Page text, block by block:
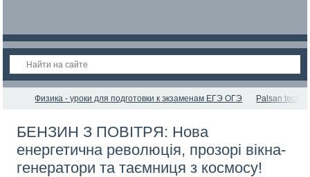
Физика - уроки для подготовки к экзаменам ЕГЭ ОГЭ Palsan
БЕНЗИН З ПОВІТРЯ: Нова
енергетична революція, прозорі вікна-
генератори та таємниця з космосу!